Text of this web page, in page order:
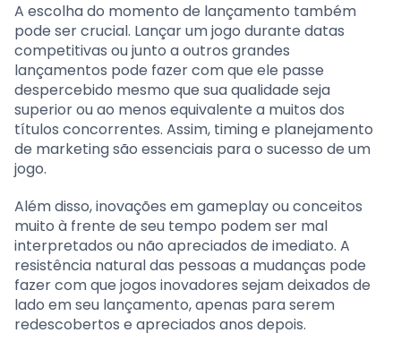
A escolha do momento de lançamento também
pode ser crucial. Lançar um jogo durante datas
competitivas ou junto a outros grandes
lançamentos pode fazer com que ele passe
despercebido mesmo que sua qualidade seja
superior ou ao menos equivalente a muitos dos
títulos concorrentes. Assim, timing e planejamento
de marketing são essenciais para o sucesso de um
jogo.
Além disso, inovações em gameplay ou conceitos
muito à frente de seu tempo podem ser mal
interpretados ou não apreciados de imediato. A
resistência natural das pessoas a mudanças pode
fazer com que jogos inovadores sejam deixados de
lado em seu lançamento, apenas para serem
redescobertos e apreciados anos depois.